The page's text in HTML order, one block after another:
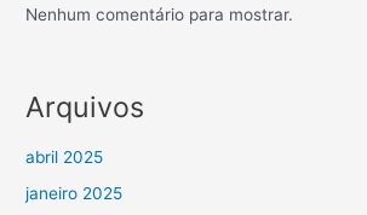
Nenhum comentário para mostrar.
Arquivos
abril 2025
janeiro 2025